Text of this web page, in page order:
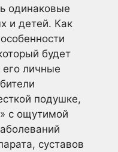
одинаковые
и детей. Как
будет
его личные
подушке,
с ощутимой
суставов